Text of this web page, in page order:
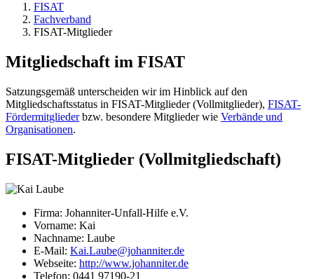
FISAT
Fachverband
FISAT-Mitglieder
Mitgliedschaft im FISAT
Satzungsgemäß unterscheiden wir im Hinblick auf den
Mitgliedschaftsstatus in FISAT-Mitglieder (Vollmitglieder), FISAT-
Fördermitgliederbzw. besondere Mitglieder wie Verbände und
Organisationen.
FISAT-Mitglieder (Vollmitgliedschaft)
Firma: Johanniter-Unfall-Hilfe e.V.
Vorname: Kai
Nachname: Laube
E-Mail: Kai.Laube@johanniter.de
Webseite: http://www.johanniter.de
Telefon: 0441 97190-21